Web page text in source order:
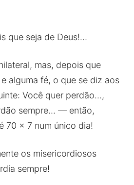
que seja de Deus!…
mas, depois que
alguma fé, o que se diz aos
Você quer perdão…,
sempre… — então,
70 x 7 num único dia!
os misericordiosos
sempre!